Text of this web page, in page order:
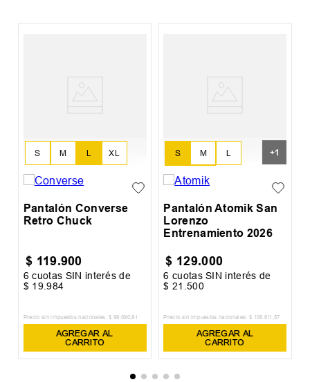
S L
M XL
Pantalón Converse
Retro Chuck
$ 119.900
6 cuotas SIN interés de
$ 19.984
Precio sin impuestos nacionales: $ 99 .090,91
AGREGAR AL
CARRITO
S L
M
XL XXL
+1
Pantalón Atomik San
Lorenzo
Entrenamiento 2026
$ 129.000
6 cuotas SIN interés de
$ 21 .500
Precio sin impuestos nacionales: $ 106.611 ,57
AGREGAR AL
CARRITO